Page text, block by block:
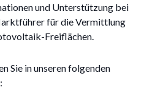
und Unterstützung bei
für die Vermittlung
Freiflächen.
Sie in unseren folgenden